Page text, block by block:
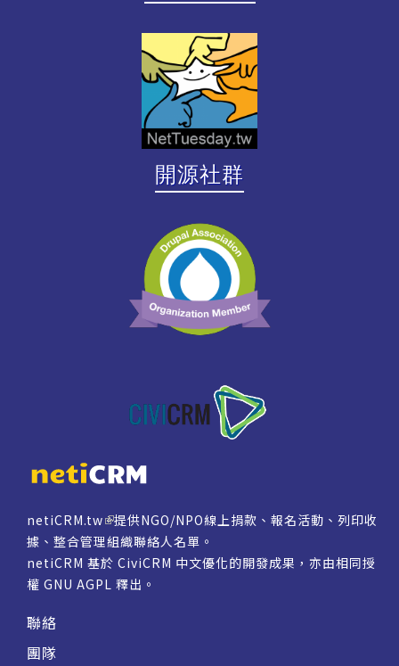
開源社群
netiCRM.tw
提供NGO/NPO線上捐款、報名活動、列印收
據、整合管理組織聯絡人名單。
netiCRM 基於 CiviCRM 中文優化的開發成果，亦由相同授
權 GNU AGPL 釋出。
聯絡
團隊